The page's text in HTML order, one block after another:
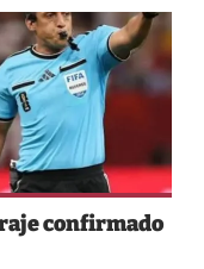
confirmado